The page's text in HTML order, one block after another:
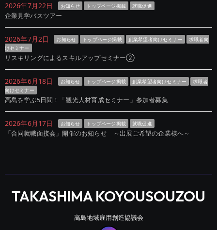
2026年7月22日 お知らせ トップページ掲載 就職促進
企業見学バスツアー
2026年7月2日 お知らせ トップページ掲載 創業希望者向けセミナー
求職者向
けセミナー
リスキリングによるスキルアップセミナー②
2026年6月18日 お知らせ トップページ掲載 創業希望者向けセミナー
求職者
向けセミナー
高島を学ぶ5日間！「観光人材育成セミナー」参加者募集
2026年6月17日 お知らせ トップページ掲載 就職促進
「合同就職面接会」開催のお知らせ ～出展ご希望の企業様へ～
TAKASHIMA KOYOUSOUZOU
高島地域雇用創造協議会